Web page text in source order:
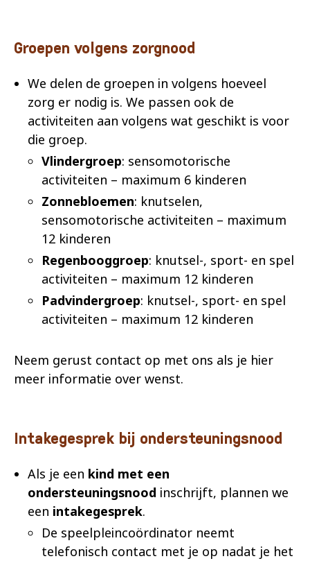
Groepen volgens zorgnood
We delen de groepen in volgens hoeveel
zorg er nodig is. We passen ook de
activiteiten aan volgens wat geschikt is voor
die groep.
Vlindergroep: sensomotorische
activiteiten – maximum 6 kinderen
Zonnebloemen: knutselen,
sensomotorische activiteiten – maximum
12 kinderen
Regenbooggroep: knutsel-, sport- en spel
activiteiten – maximum 12 kinderen
Padvindergroep: knutsel-, sport- en spel
activiteiten – maximum 12 kinderen
Neem gerust contact op met ons als je hier
meer informatie over wenst.
Intakegesprek bij ondersteuningsnood
Als je een kind met een
ondersteuningsnood inschrijft, plannen we
een intakegesprek.
De speelpleincoördinator neemt
telefonisch contact met je op nadat je het